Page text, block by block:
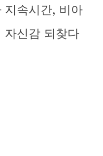
지속시간, 비아
자신감 되찾다